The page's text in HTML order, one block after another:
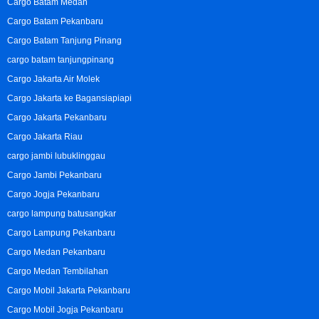
Cargo Batam Medan
Cargo Batam Pekanbaru
Cargo Batam Tanjung Pinang
cargo batam tanjungpinang
Cargo Jakarta Air Molek
Cargo Jakarta ke Bagansiapiapi
Cargo Jakarta Pekanbaru
Cargo Jakarta Riau
cargo jambi lubuklinggau
Cargo Jambi Pekanbaru
Cargo Jogja Pekanbaru
cargo lampung batusangkar
Cargo Lampung Pekanbaru
Cargo Medan Pekanbaru
Cargo Medan Tembilahan
Cargo Mobil Jakarta Pekanbaru
Cargo Mobil Jogja Pekanbaru